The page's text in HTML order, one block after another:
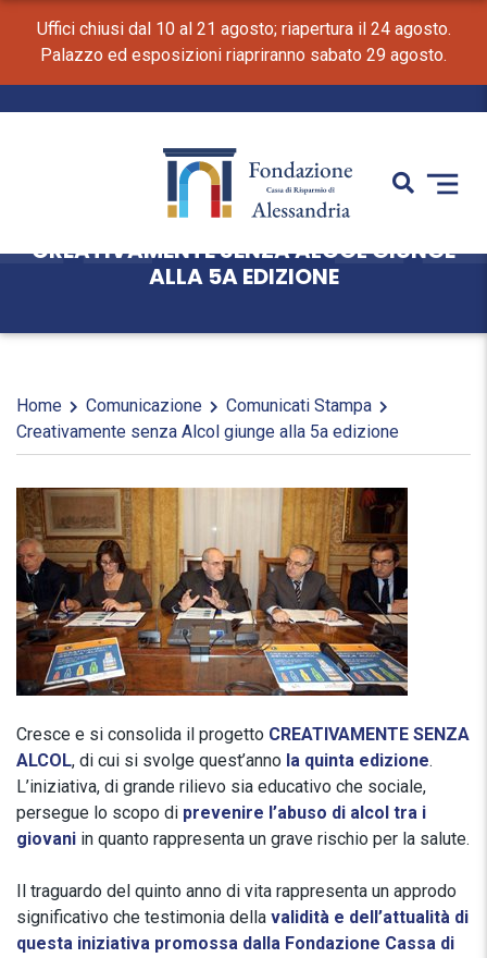
Uffici chiusi dal 10 al 21 agosto; riapertura il 24 agosto.
Palazzo ed esposizioni riapriranno sabato 29 agosto.
CREATIVAMENTE SENZA ALCOL GIUNGE
ALLA 5A EDIZIONE
Home Comunicazione
Comunicati Stampa
Creativamente senza Alcol giunge alla 5a edizione
Cresce e si consolida il progetto CREATIVAMENTE SENZA
ALCOL, di cui si svolge quest’anno la quinta edizione.
L’iniziativa, di grande rilievo sia educativo che sociale,
persegue lo scopo di prevenire l’abuso di alcol tra i
giovani in quanto rappresenta un grave rischio per la salute.
Il traguardo del quinto anno di vita rappresenta un approdo
significativo che testimonia della validità e dell’attualità di
questa iniziativa promossa dalla Fondazione Cassa di